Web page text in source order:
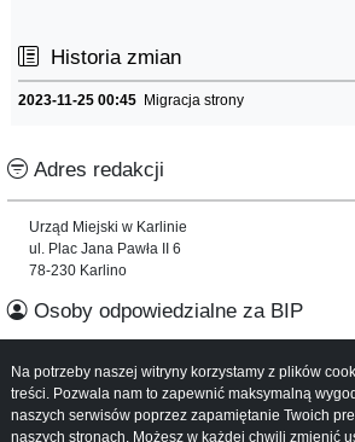
Historia zmian
2023-11-25 00:45 Migracja strony
Adres redakcji
Urząd Miejski w Karlinie
ul. Plac Jana Pawła II 6
78-230 Karlino
Osoby odpowiedzialne za BIP
Informacje o serwisie
Mapa serwisu
Na potrzeby naszej witryny korzystamy z plików
treści. Pozwala nam to zapewnić maksymalną
naszych serwisów poprzez zapamiętanie Twoich
naszych stronach. Możesz w każdej chwili zmienić